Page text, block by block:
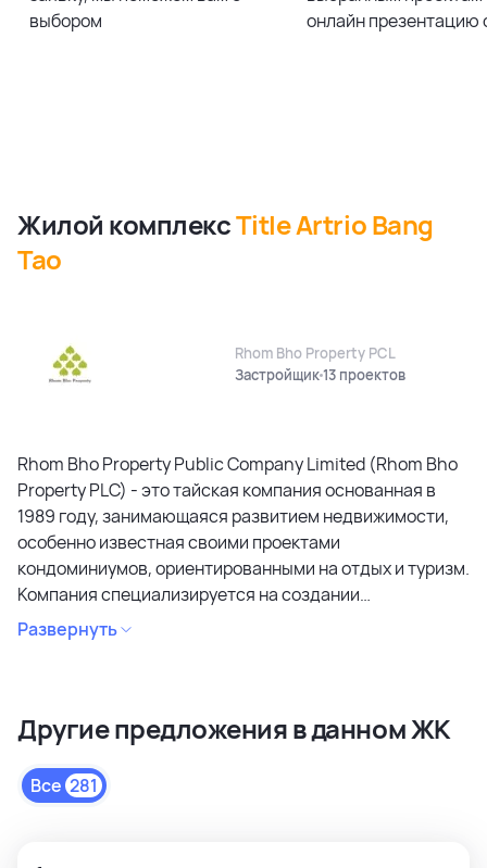
выбором
онлайн презентацию
Жилой комплексTitle Artrio Bang
Tao
Rhom Bho Property PCL
Застройщик13 проектов
Rhom Bho Property Public Company Limited (Rhom Bho
Property PLC) - это тайская компания основанная в
1989 году, занимающаяся развитием недвижимости,
особенно известная своими проектами
кондоминиумов, ориентированными на отдых и туризм.
Компания специализируется на создании
кондоминиумов в привлекательных районах, уделяя
особое внимание дизайну, качеству строительства и
коммерческих объектах и жилой недвижимости
высокого качества в сегментах недвижимости
премиального и среднего класса. Среди районов
застройки как престижные комьюнити Бангкока, так и
Развернуть
Другие предложения в данном ЖК
Все 281